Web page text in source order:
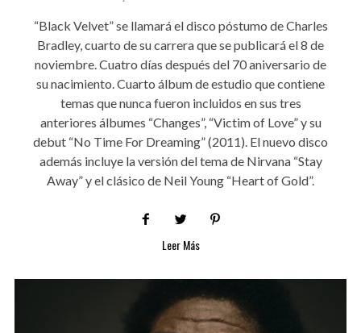
“Black Velvet” se llamará el disco póstumo de Charles
Bradley, cuarto de su carrera que se publicará el 8 de
noviembre. Cuatro días después del 70 aniversario de
su nacimiento. Cuarto álbum de estudio que contiene
temas que nunca fueron incluidos en sus tres
anteriores álbumes “Changes”, “Victim of Love” y su
debut “No Time For Dreaming” (2011). El nuevo disco
además incluye la versión del tema de Nirvana “Stay
Away” y el clásico de Neil Young “Heart of Gold”.
Leer Más